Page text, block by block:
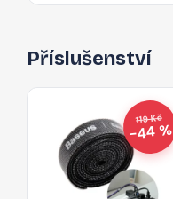
Příslušenství
119 Kč
−44 %